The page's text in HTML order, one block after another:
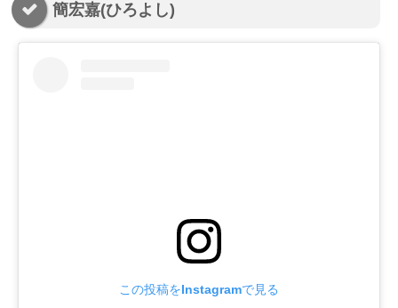
簡宏嘉(ひろよし)
この投稿をInstagramで見る